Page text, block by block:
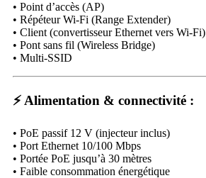
• Point d’accès (AP)
• Répéteur Wi-Fi (Range Extender)
• Client (convertisseur Ethernet vers Wi-Fi)
• Pont sans fil (Wireless Bridge)
• Multi-SSID
⚡ Alimentation & connectivité :
• PoE passif 12 V (injecteur inclus)
• Port Ethernet 10/100 Mbps
• Portée PoE jusqu’à 30 mètres
• Faible consommation énergétique